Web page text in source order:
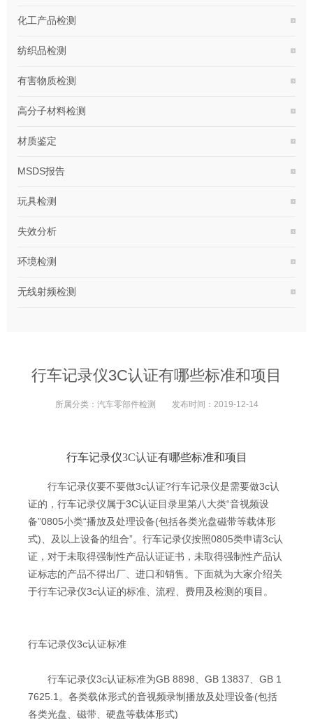
化工产品检测
纺织品检测
有害物质检测
高分子材料检测
材质鉴定
MSDS报告
玩具检测
失效分析
环境检测
无线射频检测
行车记录仪3C认证有哪些标准和项目
所属分类： 汽车零部件检测 发布时间： 2019-12-14
行车记录仪3C认证有哪些标准和项目
行车记录仪要不要做3c认证?行车记录仪是需要做3c认
证的，行车记录仪属于3C认证目录里第八大类“音视频设
备”0805小类“播放及处理设备(包括各类光盘磁带等载体形
式)、及以上设备的组合”。行车记录仪按照0805类申请3c认
证，对于未取得强制性产品认证证书，未取得强制性产品认
证标志的产品不得出厂、进口和销售。下面就为大家介绍关
于行车记录仪3c认证的标准、流程、费用及检测的项目。
行车记录仪3c认证标准
行车记录仪3c认证标准为GB 8898、GB 13837、GB 1
7625.1。各类载体形式的音视频录制播放及处理设备(包括
各类光盘、磁带、硬盘等载体形式)